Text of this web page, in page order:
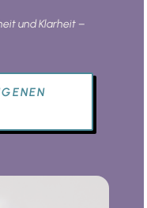
und Klarheit –